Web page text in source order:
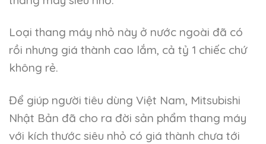
Loại thang máy nhỏ này ở nước ngoài đã có
rồi nhưng giá thành cao lắm, cả tỷ 1 chiếc chứ
không rẻ.
Để giúp người tiêu dùng Việt Nam, Mitsubishi
Nhật Bản đã cho ra đời sản phẩm thang máy
với kích thước siêu nhỏ có giá thành chưa tới